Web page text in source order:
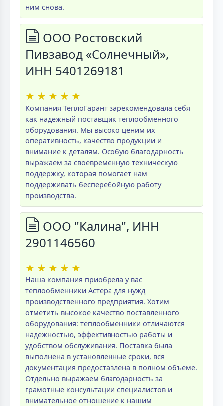
ним снова.
ООО Ростовский
Пивзавод «Солнечный»,
ИНН 5401269181
★ ★ ★ ★ ★
Компания ТеплоГарант зарекомендовала себя
как надежный поставщик теплообменного
оборудования. Мы высоко ценим их
оперативность, качество продукции и
внимание к деталям. Особую благодарность
выражаем за своевременную техническую
поддержку, которая помогает нам
поддерживать бесперебойную работу
производства.
ООО "Калина", ИНН
2901146560
★ ★ ★ ★ ★
Наша компания приобрела у вас
теплообменники Астера для нужд
производственного предприятия. Хотим
отметить высокое качество поставленного
оборудования: теплообменники отличаются
надежностью, эффективностью работы и
удобством обслуживания. Поставка была
выполнена в установленные сроки, вся
документация предоставлена в полном объеме.
Отдельно выражаем благодарность за
грамотные консультации специалистов и
внимательное отношение к нашим